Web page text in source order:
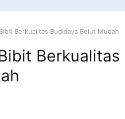
Berkualitas Budidaya Belut Mudah
Berkualitas